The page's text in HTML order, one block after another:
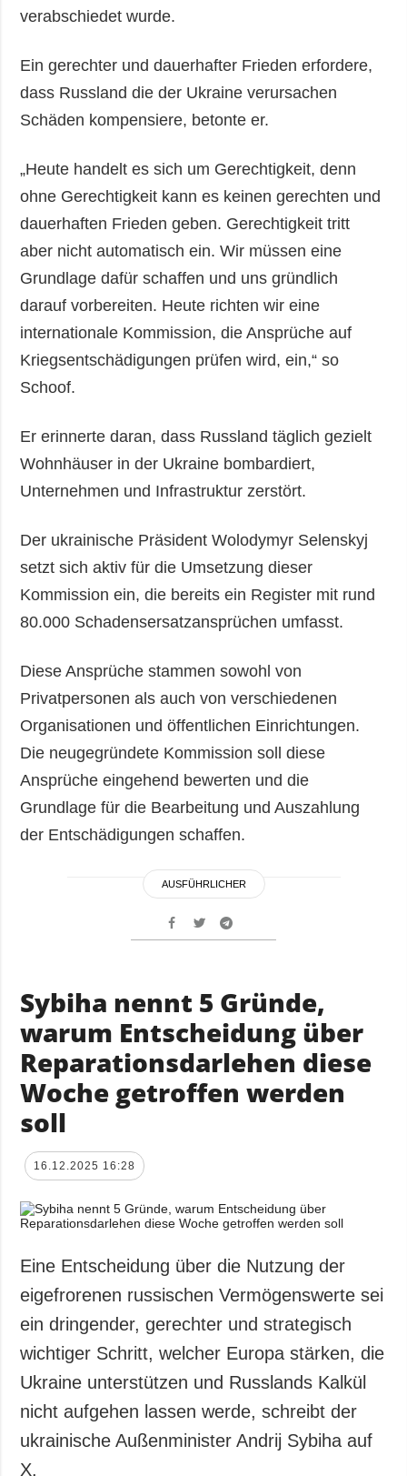
verabschiedet wurde.
Ein gerechter und dauerhafter Frieden erfordere,
dass Russland die der Ukraine verursachen
Schäden kompensiere, betonte er.
„Heute handelt es sich um Gerechtigkeit, denn
ohne Gerechtigkeit kann es keinen gerechten und
dauerhaften Frieden geben. Gerechtigkeit tritt
aber nicht automatisch ein. Wir müssen eine
Grundlage dafür schaffen und uns gründlich
darauf vorbereiten. Heute richten wir eine
internationale Kommission, die Ansprüche auf
Kriegsentschädigungen prüfen wird, ein,“ so
Schoof.
Er erinnerte daran, dass Russland täglich gezielt
Wohnhäuser in der Ukraine bombardiert,
Unternehmen und Infrastruktur zerstört.
Der ukrainische Präsident Wolodymyr Selenskyj
setzt sich aktiv für die Umsetzung dieser
Kommission ein, die bereits ein Register mit rund
80.000 Schadensersatzansprüchen umfasst.
Diese Ansprüche stammen sowohl von
Privatpersonen als auch von verschiedenen
Organisationen und öffentlichen Einrichtungen.
Die neugegründete Kommission soll diese
Ansprüche eingehend bewerten und die
Grundlage für die Bearbeitung und Auszahlung
der Entschädigungen schaffen.
AUSFÜHRLICHER
Sybiha nennt 5 Gründe,
warum Entscheidung über
Reparationsdarlehen diese
Woche getroffen werden
soll
16.12.2025 16:28
Eine Entscheidung über die Nutzung der
eigefrorenen russischen Vermögenswerte sei
ein dringender, gerechter und strategisch
wichtiger Schritt, welcher Europa stärken, die
Ukraine unterstützen und Russlands Kalkül
nicht aufgehen lassen werde, schreibt der
ukrainische Außenminister Andrij Sybiha auf
X.